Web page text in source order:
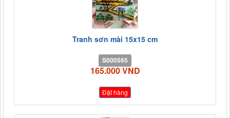
Tranh sơn mài 15x15 cm
S000565
165.000 VND
Đặt hàng